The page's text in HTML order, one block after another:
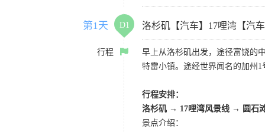
第1天 D1 洛杉矶【汽车】17哩湾【汽
行程
早上从洛杉矶出发，途径富饶的
特雷小镇。途经世界闻名的加州
行程安排：
洛杉矶 → 17哩湾风景线 → 圆石
景点介绍：